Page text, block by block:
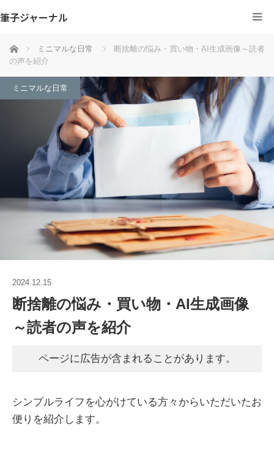
筆子ジャーナル
ホーム ミニマルな日常
断捨離の悩み・買い物・AI生成画像～読者
の声を紹介
ミニマルな日常
2024.12.15
断捨離の悩み・買い物・AI生成画像
～読者の声を紹介
ページに広告が含まれることがあります。
シンプルライフを心がけている方々からいただいたお
便りを紹介します。